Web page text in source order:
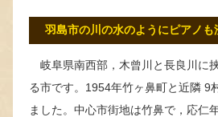
羽島市の川の水のようにピアノ
岐阜県南西部，木曾川と長良川に
る市です。1954年竹ヶ鼻町と近隣 9
ました。中心市街地は竹鼻で，応仁